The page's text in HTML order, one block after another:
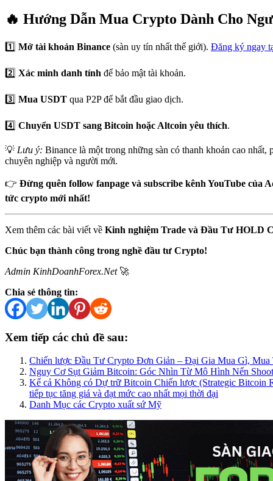
🔥 Hướng Dẫn Mua Crypto Dành Cho
1️⃣ Mở tài khoản Binance (sàn uy tín nhất thế giới). Đăng ký ngay
2️⃣ Xác minh danh tính để bảo mật tài khoản.
3️⃣ Mua USDT qua P2P để bắt đầu giao dịch.
4️⃣ Chuyển USDT sang Bitcoin hoặc Altcoin yêu thích.
💡 Lưu ý: Binance là một trong những sàn có thanh khoản cao nhất,
chuyên nghiệp và người mới.
👉 Đừng quên follow fanpage và subscribe kênh YouTube của
tức crypto mới nhất!
Xem thêm các bài viết về Kinh nghiệm Trade và Đầu Tư HOLD
Chúc bạn thành công trong nghề đầu tư Crypto!
Admin KinhDoanhForex.Net🚀
Chia sẻ thông tin:
Xem tiếp các chủ đề sau:
Chiến lược Đầu Tư Crypto Đơn Giản – Đại Gia Mua Gì, Mua
Nguy Cơ Sụt Giảm Bitcoin: Góc Nhìn Từ Mô Hình Nến
Kể cả Không có Dự trữ Bitcoin Chiến lược (Strategic Bitcoin
tiếp tục tăng giá và đạt mức cao nhất mọi thời đại
Danh Mục các Crypto xuất sứ Mỹ